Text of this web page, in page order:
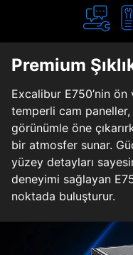
Premium
Excalibur E750’nin
temperli cam
görünümle öne
bir atmosfer sunar.
yüzey detayları
deneyimi sağlayan
noktada buluşturur.